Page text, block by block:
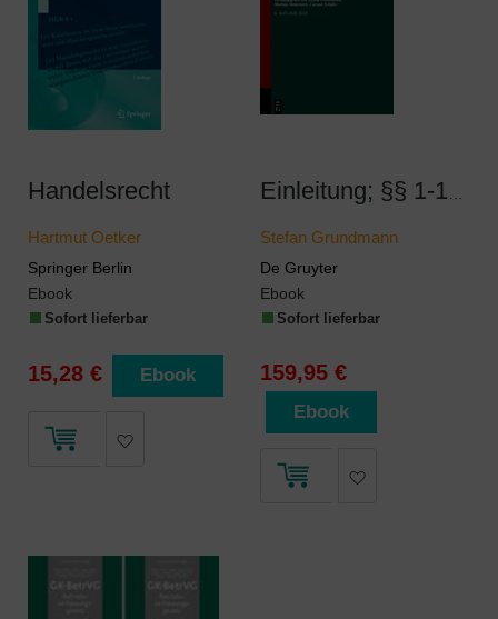
Handelsrecht
Hartmut Oetker
Springer Berlin
Ebook
Sofort lieferbar
15,28 € Ebook
Stefan Grundmann
De Gruyter
Ebook
Sofort lieferbar
159,95 €
Ebook